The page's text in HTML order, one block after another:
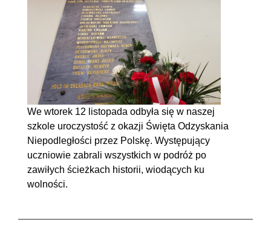
We wtorek 12 listopada odbyła się w naszej
szkole uroczystość z okazji Święta Odzyskania
Niepodległości przez Polskę. Występujący
uczniowie zabrali wszystkich w podróż po
zawiłych ścieżkach historii, wiodących ku
wolności.